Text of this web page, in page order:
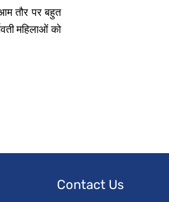
तौर पर बहुत
महिलाओं को
Contact Us